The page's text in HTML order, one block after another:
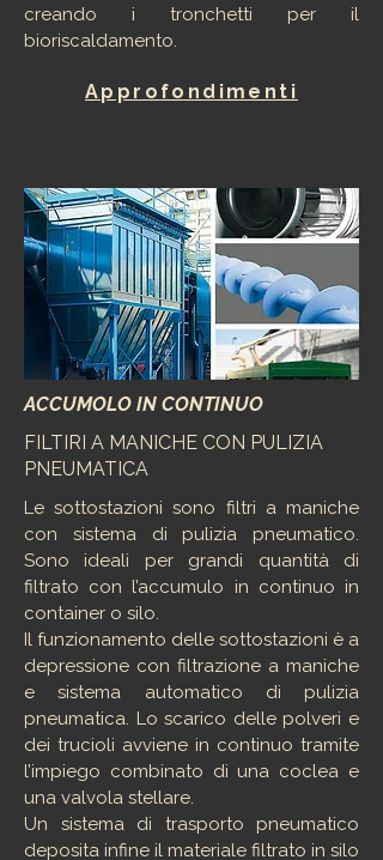
creando i tronchetti per il
bioriscaldamento.
Approfondimenti
ACCUMOLO IN CONTINUO
FILTIRI A MANICHE CON PULIZIA
PNEUMATICA
Le sottostazioni sono filtri a maniche
con sistema di pulizia pneumatico.
Sono ideali per grandi quantità di
filtrato con l’accumulo in continuo in
container o silo.
Il funzionamento delle sottostazioni è a
depressione con filtrazione a maniche
e sistema automatico di pulizia
pneumatica. Lo scarico delle polveri e
dei trucioli avviene in continuo tramite
l’impiego combinato di una coclea e
una valvola stellare.
Un sistema di trasporto pneumatico
deposita infine il materiale filtrato in silo